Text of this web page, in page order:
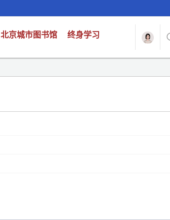
北京城市图书馆 终身学习